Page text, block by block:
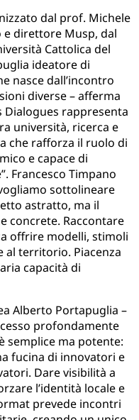
dal prof. Michele
direttore Musp, dal
Cattolica del
ideatore di
nasce dall’incontro
diverse – afferma
Dialogues rappresenta
università, ricerca e
che rafforza il ruolo di
e capace di
Francesco Timpano
sottolineare
astratto, ma il
concrete. Raccontare
offrire modelli, stimoli
al territorio. Piacenza
capacità di
Alberto Portapuglia –
profondamente
semplice ma potente:
fucina di innovatori e
Dare visibilità a
l’identità locale e
prevede incontri